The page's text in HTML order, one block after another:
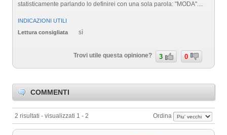
statisticamente parlando lo definirei con una sola parola: "MODA"....
INDICAZIONI UTILI
Lettura consigliata
sì
Trovi utile questa opinione? 3 0
COMMENTI
2 risultati - visualizzati 1 - 2 Ordina